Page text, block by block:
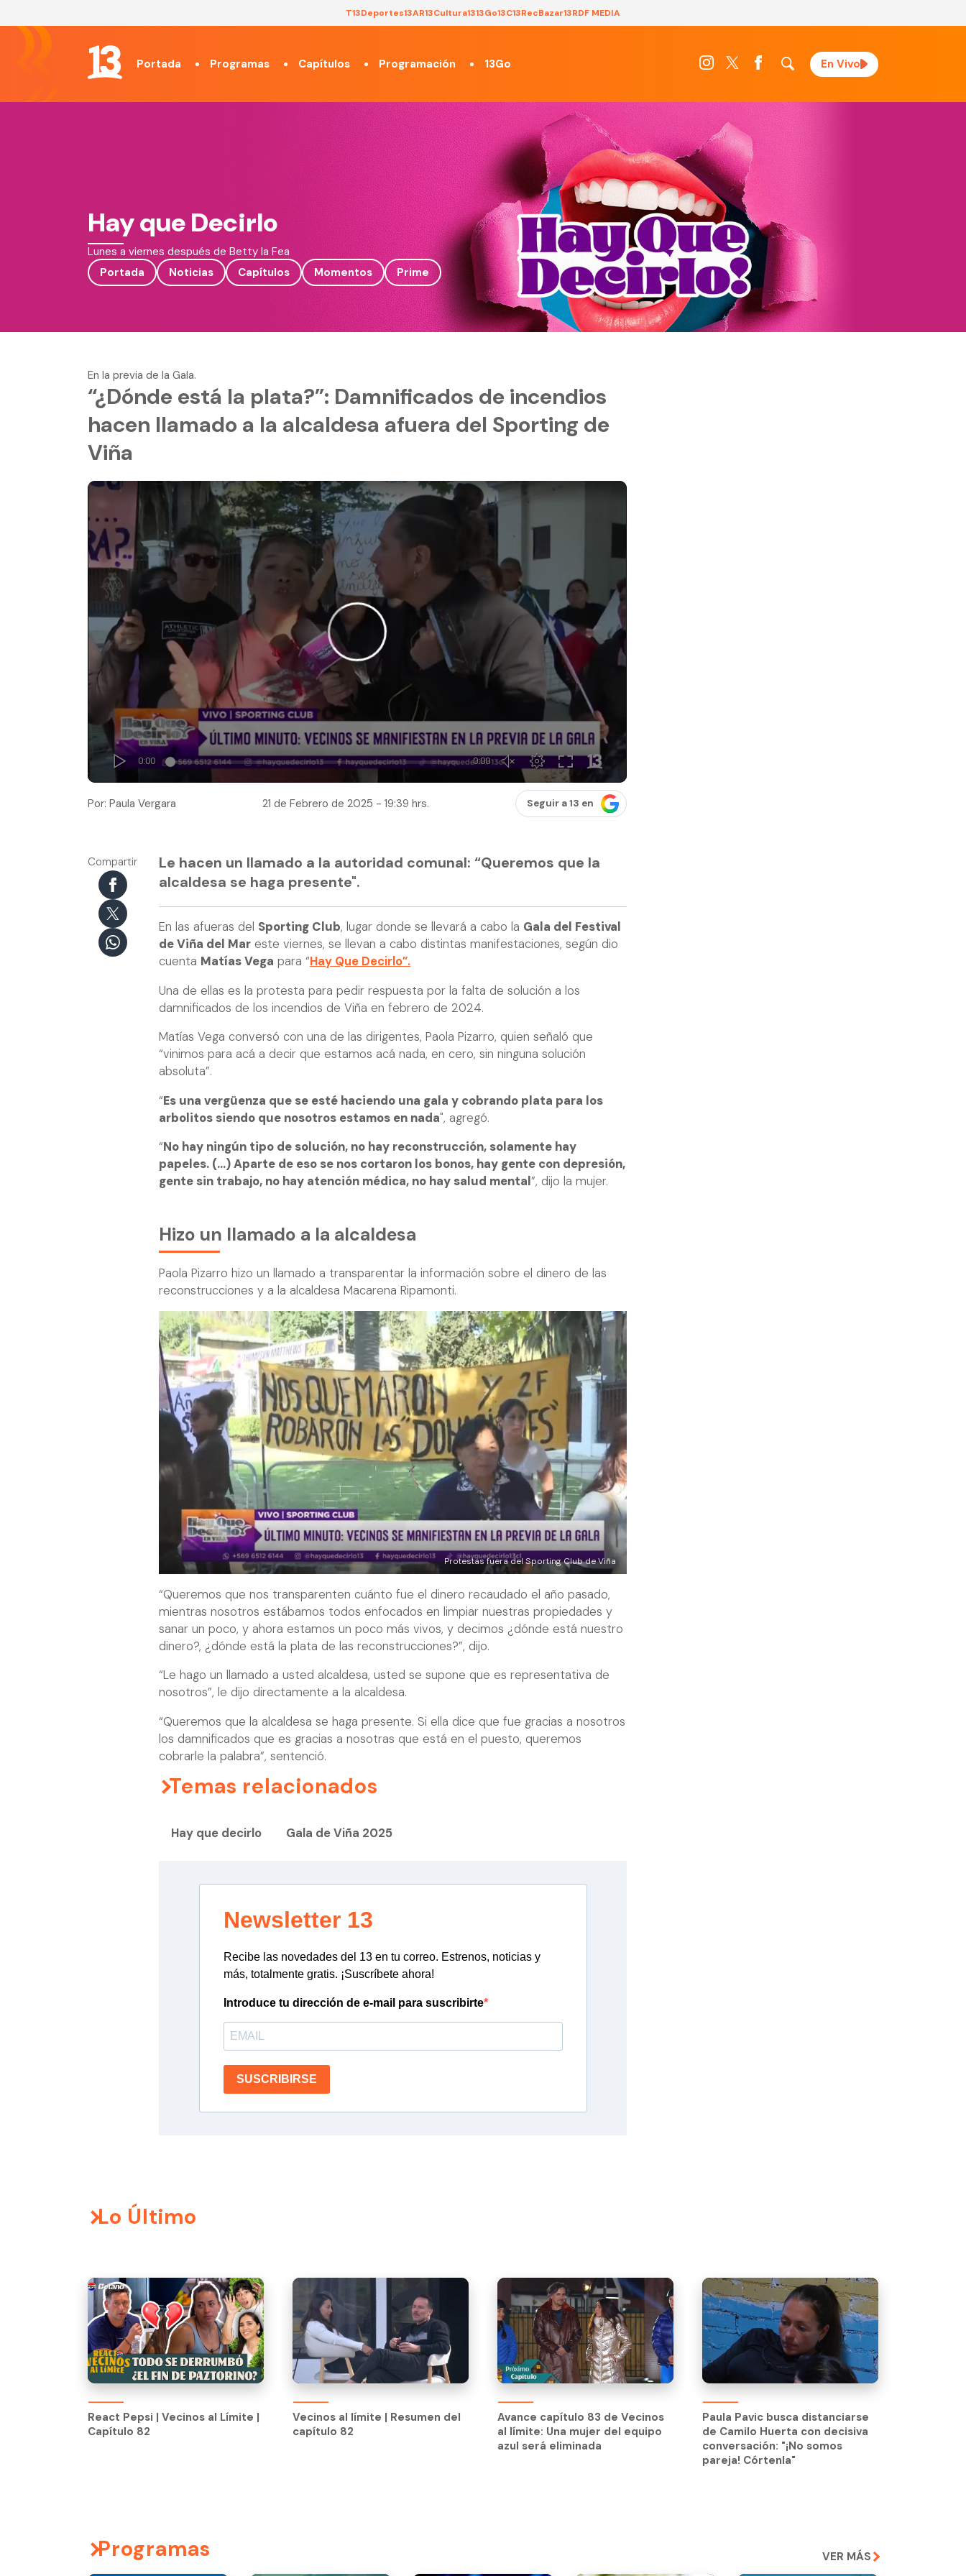
T13Deportes13AR13Cultura1313Go13C13RecBazar13RDF MEDIA
Portada Programas Capítulos Programación 13Go En Vivo
Hay que Decirlo
Lunes a viernes después de Betty la Fea
Portada
Noticias Capítulos Momentos Prime
En la previa de la Gala.
“¿Dónde está la plata?”: Damnificados de incendios
hacen llamado a la alcaldesa afuera del Sporting de
Viña
Por: Paula Vergara 21 de Febrero de 2025 - 19:39 hrs. Seguir a 13 en
Compartir
Le hacen un llamado a la autoridad comunal: “Queremos que la
alcaldesa se haga presente".
En las afueras del Sporting Club, lugar donde se llevará a cabo la Gala del Festival
de Viña del Mar este viernes, se llevan a cabo distintas manifestaciones, según dio
cuenta Matías Vega para “Hay Que Decirlo”.
Una de ellas es la protesta para pedir respuesta por la falta de solución a los
damnificados de los incendios de Viña en febrero de 2024.
Matías Vega conversó con una de las dirigentes, Paola Pizarro, quien señaló que
“vinimos para acá a decir que estamos acá nada, en cero, sin ninguna solución
absoluta”.
“Es una vergüenza que se esté haciendo una gala y cobrando plata para los
arbolitos siendo que nosotros estamos en nada", agregó.
“No hay ningún tipo de solución, no hay reconstrucción, solamente hay
papeles. (…) Aparte de eso se nos cortaron los bonos, hay gente con depresión,
gente sin trabajo, no hay atención médica, no hay salud mental ”, dijo la mujer.
Hizo un llamado a la alcaldesa
Paola Pizarro hizo un llamado a transparentar la información sobre el dinero de las
reconstrucciones y a la alcaldesa Macarena Ripamonti.
Protestas fuera del Sporting Club de Viña
“Queremos que nos transparenten cuánto fue el dinero recaudado el año pasado,
mientras nosotros estábamos todos enfocados en limpiar nuestras propiedades y
sanar un poco, y ahora estamos un poco más vivos, y decimos ¿dónde está nuestro
dinero?, ¿dónde está la plata de las reconstrucciones?”, dijo.
“Le hago un llamado a usted alcaldesa, usted se supone que es representativa de
nosotros”, le dijo directamente a la alcaldesa.
“Queremos que la alcaldesa se haga presente. Si ella dice que fue gracias a nosotros
los damnificados que es gracias a nosotras que está en el puesto, queremos
cobrarle la palabra”, sentenció.
Temas relacionados
Hay que decirlo Gala de Viña 2025
Newsletter 13
Recibe las novedades del 13 en tu correo. Estrenos, noticias y
más, totalmente gratis. ¡Suscríbete ahora!
Introduce tu dirección de e-mail para suscribirte
SUSCRIBIRSE
Lo Último
Capítulo 82
React Pepsi | Vecinos al Límite |
Capítulo 82
capítulo 82
Vecinos al límite | Resumen del
capítulo 82
al límite: Una mujer del equipo
azul será eliminada
Avance capítulo 83 de Vecinos
al límite: Una mujer del equipo
azul será eliminada
de Camilo Huerta con decisiva
conversación: "¡No somos
pareja! Córtenla"
Paula Pavic busca distanciarse
de Camilo Huerta con decisiva
conversación: "¡No somos
pareja! Córtenla"
Programas VER MÁS